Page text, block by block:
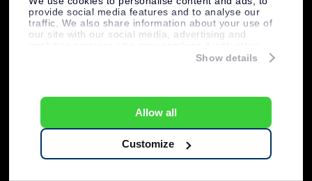
provide social media features and to analyse our
traffic. We also share information about your use of
our site with our social media, advertising and
information that you’ve provided to them or that
Show details
Allow all
Customize